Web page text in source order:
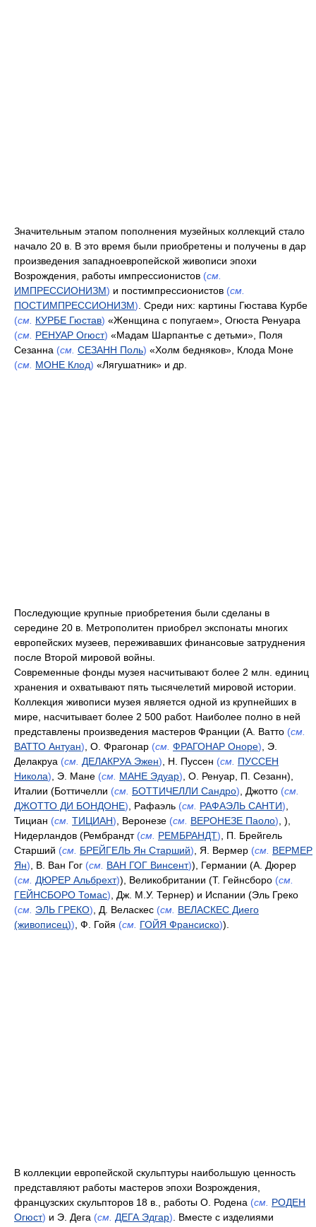
Значительным этапом пополнения музейных коллекций стало
начало 20 в. В это время были приобретены и получены в дар
произведения западноевропейской живописи эпохи
Возрождения, работы импрессионистов (см.
ИМПРЕССИОНИЗМ) и постимпрессионистов (см.
ПОСТИМПРЕССИОНИЗМ) . Среди них: картины Гюстава Курбе
(см. КУРБЕ Гюстав) «Женщина с попугаем», Огюста Ренуара
(см. РЕНУАР Огюст) «Мадам Шарпантье с детьми», Поля
Сезанна (см. СЕЗАНН Поль) «Холм бедняков», Клода Моне
(см. МОНЕ Клод) «Лягушатник» и др.
Последующие крупные приобретения были сделаны в
середине 20 в. Метрополитен приобрел экспонаты многих
европейских музеев, переживавших финансовые затруднения
после Второй мировой войны.
Современные фонды музея насчитывают более 2 млн. единиц
хранения и охватывают пять тысячелетий мировой истории.
Коллекция живописи музея является одной из крупнейших в
мире, насчитывает более 2 500 работ. Наиболее полно в ней
представлены произведения мастеров Франции (А. Ватто (см.
ВАТТО Антуан) , О. Фрагонар (см. ФРАГОНАР Оноре) , Э.
Делакруа (см. ДЕЛАКРУА Эжен) , Н. Пуссен (см. ПУССЕН
Никола) , Э. Мане (см. МАНЕ Эдуар) , О. Ренуар, П. Сезанн),
Италии (Боттичелли (см. БОТТИЧЕЛЛИ Сандро) , Джотто (см.
ДЖОТТО ДИ БОНДОНЕ) , Рафаэль (см. РАФАЭЛЬ САНТИ)
Тициан (см. ТИЦИАН) , Веронезе (см. ВЕРОНЕЗЕ Паоло) , ),
Нидерландов (Рембрандт (см. РЕМБРАНДТ) , П. Брейгель
Старший (см. БРЕЙГЕЛЬ Ян Старший) , Я. Вермер (см. ВЕРМЕР
Ян) , В. Ван Гог (см. ВАН ГОГ Винсент)), Германии (А. Дюрер
(см. ДЮРЕР Альбрехт)), Великобритании (Т. Гейнсборо (см.
ГЕЙНСБОРО Томас) , Дж. М.У. Тернер) и Испании (Эль Греко
(см. ЭЛЬ ГРЕКО) , Д. Веласкес (см. ВЕЛАСКЕС Диего
(живописец)) , Ф. Гойя (см. ГОЙЯ Франсиско)).
В коллекции европейской скульптуры наибольшую ценность
представляют работы мастеров эпохи Возрождения,
французских скульпторов 18 в., работы О. Родена (см. РОДЕН
Огюст) и Э. Дега (см. ДЕГА Эдгар) . Вместе с изделиями